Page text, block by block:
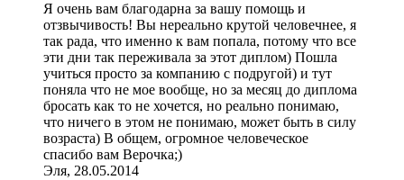
Я очень вам благодарна за вашу помощь и
отзвычивость! Вы нереально крутой человечнее, я
так рада, что именно к вам попала, потому что все
эти дни так переживала за этот диплом) Пошла
учиться просто за компанию с подругой) и тут
поняла что не мое вообще, но за месяц до диплома
бросать как то не хочется, но реально понимаю,
что ничего в этом не понимаю, может быть в силу
возраста) В общем, огромное человеческое
спасибо вам Верочка;)
Эля, 28.05.2014